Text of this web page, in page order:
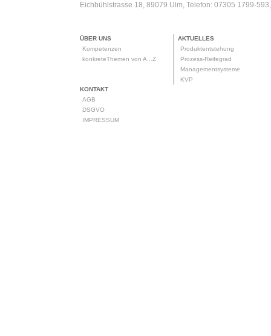
Eichbühlstrasse 18, 89079 Ulm, Telefon: 07305 1799-
ÜBER UNS
Kompetenzen
konkreteThemen von A...Z
AKTUELLES
Produktentstehung
Prozess-Reifegrad
Managementsysteme
KVP
KONTAKT
AGB
DSGVO
IMPRESSUM